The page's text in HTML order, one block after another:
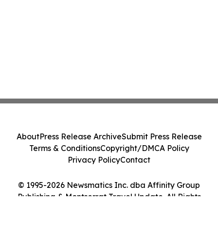
© 1995-2026 Newsmatics Inc. dba Affinity Group
Publishing & Montserrat Travel Update. All Rights
AboutPress Release ArchiveSubmit Press Release
Terms & ConditionsCopyright/DMCA Policy
Privacy PolicyContact